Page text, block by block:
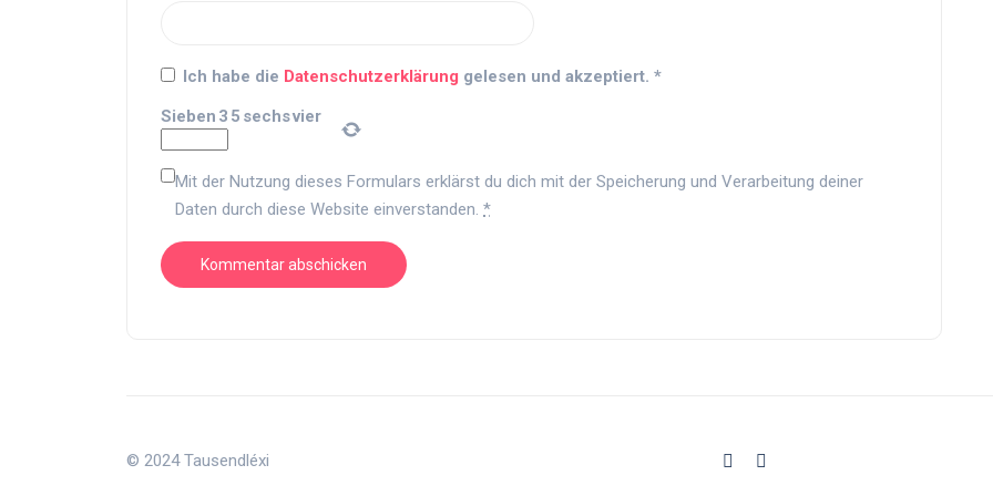
Ich habe die Datenschutzerklärung gelesen und akzeptiert. *
Sieben 3 5 sechsvier
Mit der Nutzung dieses Formulars erklärst du dich mit der Speicherung und Verarbeitung deiner
Daten durch diese Website einverstanden. *
© 2024 Tausendléxi